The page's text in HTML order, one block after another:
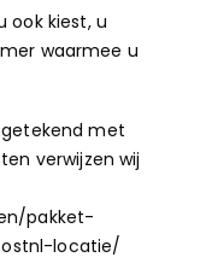
ook kiest, u
waarmee u
met
verwijzen wij
pakket-
locatie/